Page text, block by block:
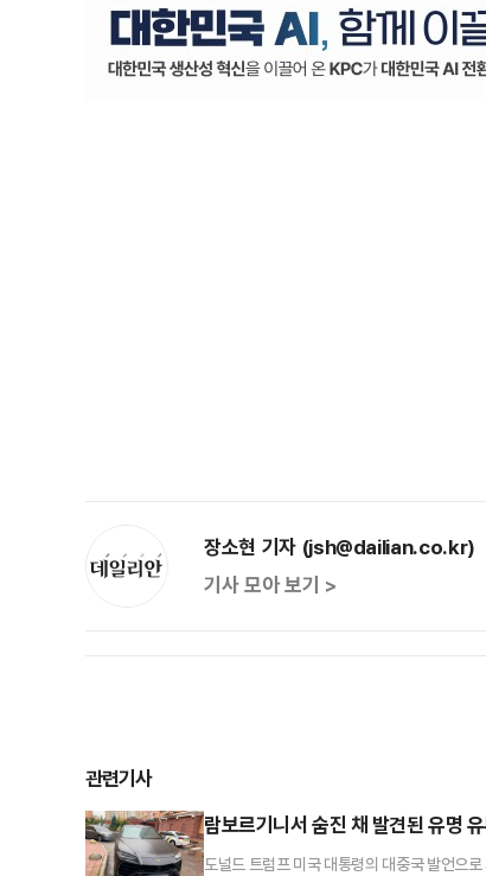
장소현 기자 (jsh@dailian.co.kr)
기사 모아 보기 >
관련기사
람보르기니서 숨진 채 발견된 유명
도널드 트럼프 미국 대통령의 대중국 발언으